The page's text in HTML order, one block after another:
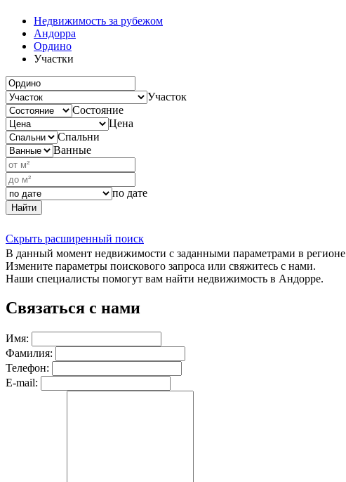
Недвижимость за рубежом
Андорра
Ордино
Участки
Участок
Состояние
Цена
Спальни
Ванные
по дате
Найти
Скрыть расширенный поиск
В данный момент недвижимости с заданными параметрами в регионе
Измените параметры поискового запроса или свяжитесь с нами.
Наши специалисты помогут вам найти недвижимость в Андорре.
Связаться с нами
Имя:
Фамилия:
Телефон:
E-mail: